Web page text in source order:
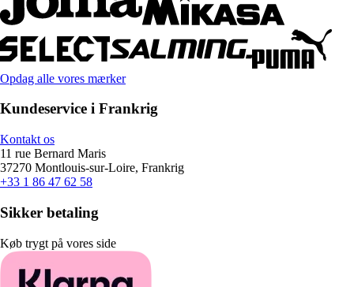
Opdag alle vores mærker
Kundeservice i Frankrig
Kontakt os
11 rue Bernard Maris
37270 Montlouis-sur-Loire, Frankrig
+33 1 86 47 62 58
Sikker betaling
Køb trygt på vores side